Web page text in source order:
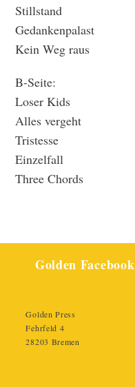
Stillstand
Gedankenpalast
Kein Weg raus
B-Seite:
Loser Kids
Alles vergeht
Tristesse
Einzelfall
Three Chords
Golden Facebook
Golden Press
Fehrfeld 4
28203 Bremen